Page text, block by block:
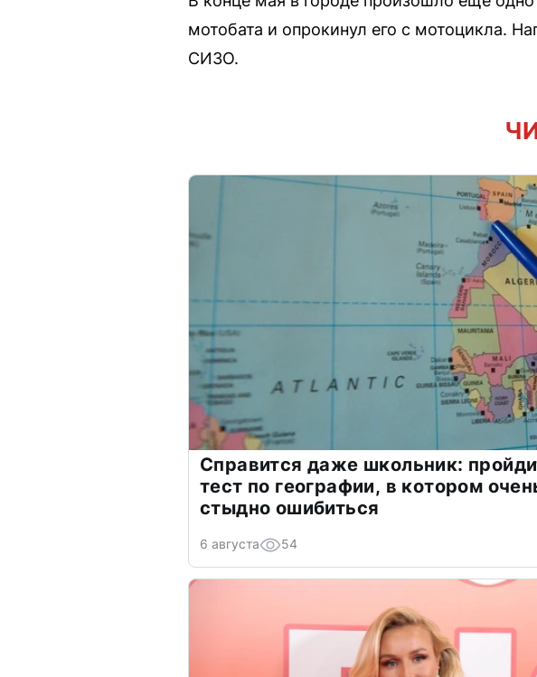
мотобата и опрокинул его с мотоцикла.
СИЗО.
Справится даже школьник:
тест по географии, в котором
стыдно ошибиться
6 августа 54